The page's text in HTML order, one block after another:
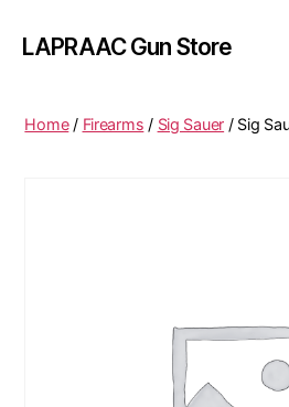
LAPRAAC Gun Store
Home/ Firearms / Sig Sauer / Sig